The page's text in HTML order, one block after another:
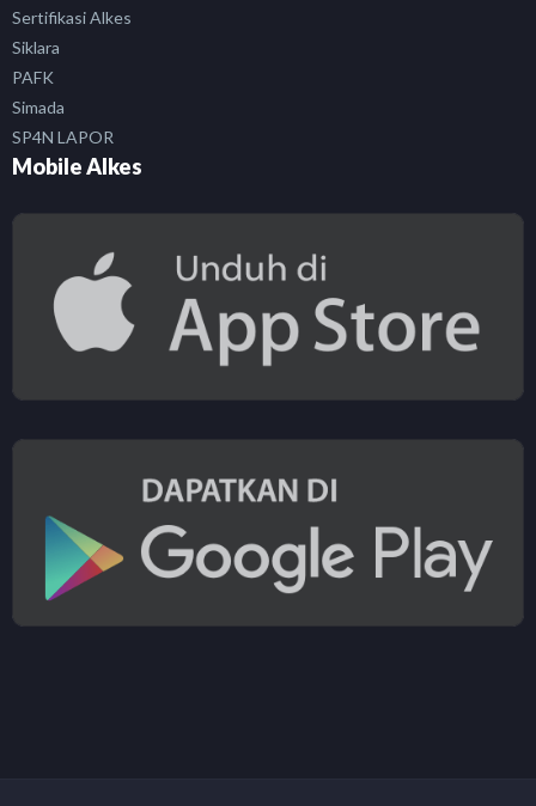
Sertifikasi Alkes
Siklara
PAFK
Simada
SP4N LAPOR
Mobile Alkes